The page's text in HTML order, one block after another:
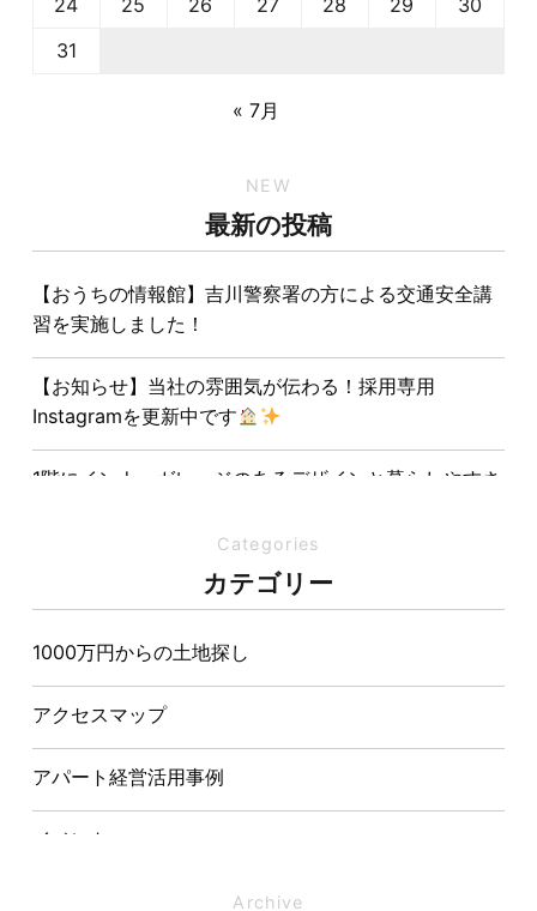
24
25 26 27 28 29
30
31
« 7月
NEW
最新の投稿
【おうちの情報館】吉川警察署の方による交通安全講
習を実施しました！
【お知らせ】当社の雰囲気が伝わる！採用専用
Instagramを更新中です
1階にインナーガレージのあるデザインと暮らしやすさ
夏の熱中症対策は家づくりから。屋根・壁・基礎の構
造が快適さをつくる理由
【埼玉県経営品質知事賞】大野知事へ受賞のご報告と
表敬訪問を行いました
Categories
カテゴリー
1000万円からの土地探し
アクセスマップ
アパート経営活用事例
イベント
Archive